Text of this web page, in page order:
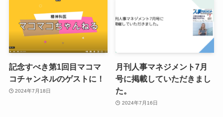
記念すべき第1回目マコマ
コチャンネルのゲストに！
2024年7月18日
月刊人事マネジメント7月
号に掲載していただきまし
た。
2024年7月16日